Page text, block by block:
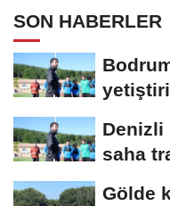
SON HABERLER
Denizli
saha
Gölde